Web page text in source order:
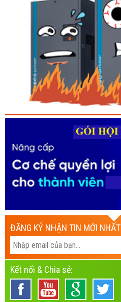
ĐĂNG KÝ NHẬN TIN MỚI NHẤT
Kết nối & Chia sẻ: